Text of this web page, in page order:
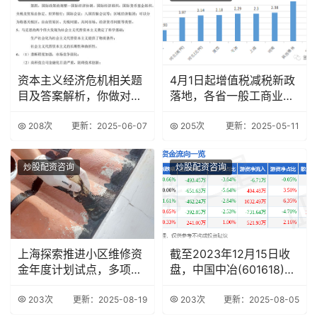
资本主义经济危机相关题
目及答案解析，你做对了
208次 更新：2025-06-07
4月1日起增值税减税新政
落地，各省一般工商业销
205次 更新：2025-05-11
炒股配资咨询
上海探索推进小区维修资
金年度计划试点，多项举
203次 更新：2025-08-19
炒股配资咨询
截至2023年12月15日收
盘，中国中冶(601618)资
203次 更新：2025-08-05